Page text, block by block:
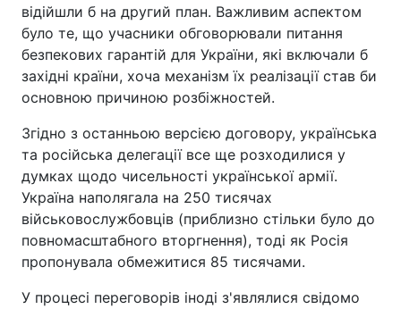
відійшли б на другий план. Важливим аспектом
було те, що учасники обговорювали питання
безпекових гарантій для України, які включали б
західні країни, хоча механізм їх реалізації став би
основною причиною розбіжностей.
Згідно з останньою версією договору, українська
та російська делегації все ще розходилися у
думках щодо чисельності української армії.
Україна наполягала на 250 тисячах
військовослужбовців (приблизно стільки було до
повномасштабного вторгнення), тоді як Росія
пропонувала обмежитися 85 тисячами.
У процесі переговорів іноді з'являлися свідомо